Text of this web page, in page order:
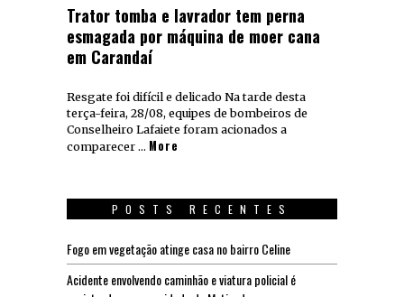
Trator tomba e lavrador tem perna
esmagada por máquina de moer cana
em Carandaí
Resgate foi difícil e delicado Na tarde desta
terça-feira, 28/08, equipes de bombeiros de
Conselheiro Lafaiete foram acionados a
comparecer … More
POSTS RECENTES
Fogo em vegetação atinge casa no bairro Celine
Acidente envolvendo caminhão e viatura policial é